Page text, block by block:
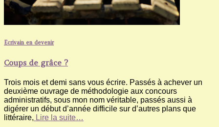
Ecrivain en devenir
Coups de grâce ?
Trois mois et demi sans vous écrire. Passés à achever un
deuxième ouvrage de méthodologie aux concours
administratifs, sous mon nom véritable, passés aussi à
digérer un début d’année difficile sur d’autres plans que
littéraire, Lire la suite…